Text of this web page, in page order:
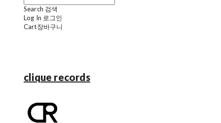
Search 검색
Log In 로그인
Cart장바구니
clique records